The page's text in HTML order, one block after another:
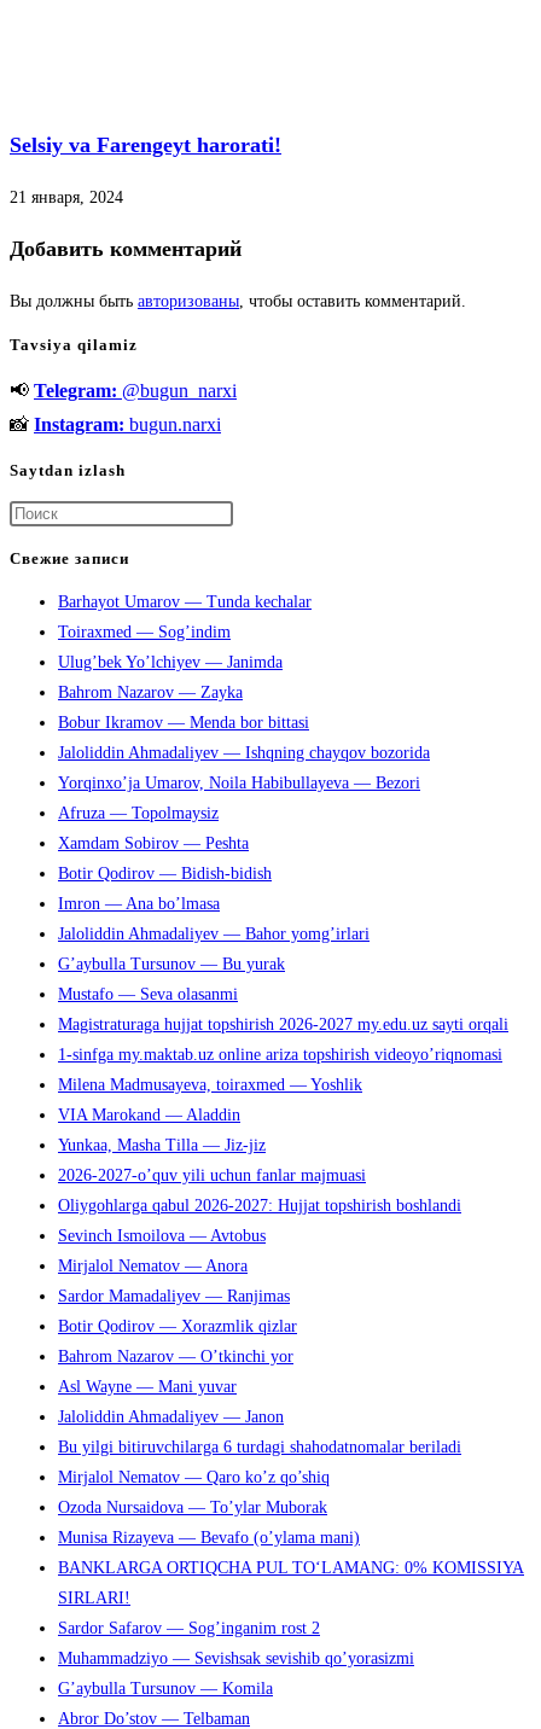
Selsiy va Farengeyt harorati!
21 января, 2024
Добавить комментарий
Вы должны быть авторизованы, чтобы оставить комментарий.
Tavsiya qilamiz
📢 Telegram: @bugun_narxi
📸 Instagram: bugun.narxi
Saytdan izlash
чтобы
панель
поиска.
Свежие записи
Barhayot Umarov — Tunda kechalar
Toiraxmed — Sog’indim
Ulug’bek Yo’lchiyev — Janimda
Bahrom Nazarov — Zayka
Bobur Ikramov — Menda bor bittasi
Jaloliddin Ahmadaliyev — Ishqning chayqov bozorida
Yorqinxo’ja Umarov, Noila Habibullayeva — Bezori
Afruza — Topolmaysiz
Xamdam Sobirov — Peshta
Botir Qodirov — Bidish-bidish
Imron — Ana bo’lmasa
Jaloliddin Ahmadaliyev — Bahor yomg’irlari
G’aybulla Tursunov — Bu yurak
Mustafo — Seva olasanmi
Magistraturaga hujjat topshirish 2026-2027 my.edu.uz sayti orqali
1-sinfga my.maktab.uz online ariza topshirish videoyo’riqnomasi
Milena Madmusayeva, toiraxmed — Yoshlik
VIA Marokand — Aladdin
Yunkaa, Masha Tilla — Jiz-jiz
2026-2027-o’quv yili uchun fanlar majmuasi
Oliygohlarga qabul 2026-2027: Hujjat topshirish boshlandi
Sevinch Ismoilova — Avtobus
Mirjalol Nematov — Anora
Sardor Mamadaliyev — Ranjimas
Botir Qodirov — Xorazmlik qizlar
Bahrom Nazarov — O’tkinchi yor
Asl Wayne — Mani yuvar
Jaloliddin Ahmadaliyev — Janon
Bu yilgi bitiruvchilarga 6 turdagi shahodatnomalar beriladi
Mirjalol Nematov — Qaro ko’z qo’shiq
Ozoda Nursaidova — To’ylar Muborak
Munisa Rizayeva — Bevafo (o’ylama mani)
BANKLARGA ORTIQCHA PUL TO‘LAMANG: 0% KOMISSIYA
SIRLARI!
Sardor Safarov — Sog’inganim rost 2
Muhammadziyo — Sevishsak sevishib qo’yorasizmi
G’aybulla Tursunov — Komila
Abror Do’stov — Telbaman